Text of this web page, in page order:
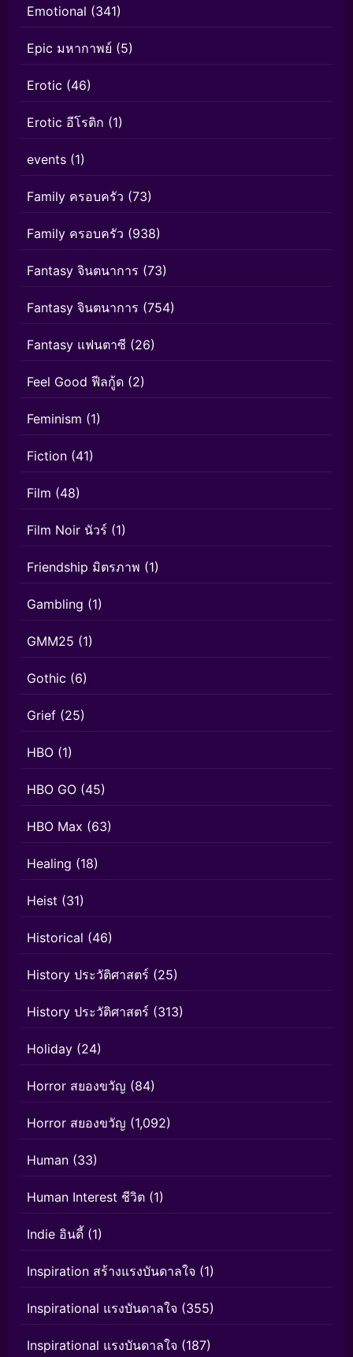
Emotional (341)
Epic มหากาพย์ (5)
Erotic (46)
Erotic อีโรติก (1)
events (1)
Family ครอบครัว (73)
Family ครอบครัว (938)
Fantasy จินตนาการ (73)
Fantasy จินตนาการ (754)
Fantasy แฟนตาซี (26)
Feel Good ฟีลกู้ด (2)
Feminism (1)
Fiction (41)
Film (48)
Film Noir นัวร์ (1)
Friendship มิตรภาพ (1)
Gambling (1)
GMM25 (1)
Gothic (6)
Grief (25)
HBO (1)
HBO GO (45)
HBO Max (63)
Healing (18)
Heist (31)
Historical (46)
History ประวัติศาสตร์ (25)
History ประวัติศาสตร์ (313)
Holiday (24)
Horror สยองขวัญ (84)
Horror สยองขวัญ (1,092)
Human (33)
Human Interest ชีวิต (1)
Indie อินดี้ (1)
Inspiration สร้างแรงบันดาลใจ (1)
Inspirational แรงบันดาลใจ (355)
Inspirational แรงบันดาลใจ (187)